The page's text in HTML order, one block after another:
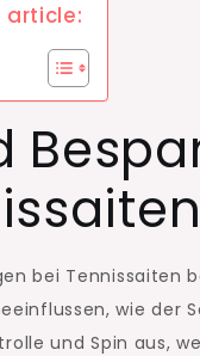
article:
bei Tennissaiten
wie der
und Spin aus,